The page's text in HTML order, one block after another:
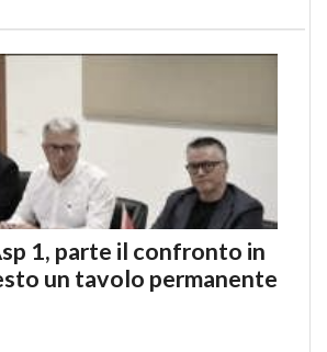
1, parte il confronto in
un tavolo permanente